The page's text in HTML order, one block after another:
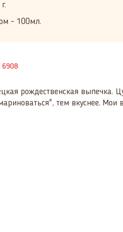
- 100мл.
6908
рождественская выпечка.
тем вкуснее.